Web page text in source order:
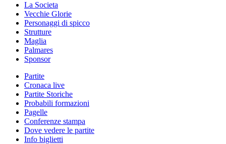
La Societa
Vecchie Glorie
Personaggi di spicco
Strutture
Maglia
Palmares
Sponsor
Partite
Cronaca live
Partite Storiche
Probabili formazioni
Pagelle
Conferenze stampa
Dove vedere le partite
Info biglietti